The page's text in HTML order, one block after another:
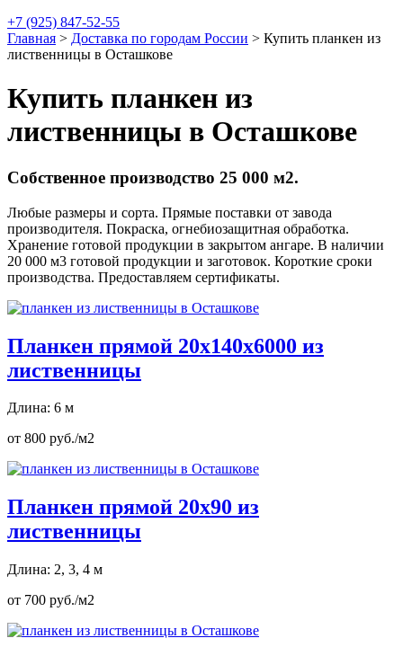
+7 (925) 847-52-55
Главная > Доставка по городам России > Купить планкен из
лиственницы в Осташкове
Купить планкен из
лиственницы в Осташкове
Собственное производство 25 000 м2.
Любые размеры и сорта. Прямые поставки от завода
производителя. Покраска, огнебиозащитная обработка.
Хранение готовой продукции в закрытом ангаре. В наличии
20 000 м3 готовой продукции и заготовок. Короткие сроки
производства. Предоставляем сертификаты.
Планкен прямой 20х140х6000 из
лиственницы
Длина: 6 м
от 800 руб./м2
Планкен прямой 20х90 из
лиственницы
Длина: 2, 3, 4 м
от 700 руб./м2